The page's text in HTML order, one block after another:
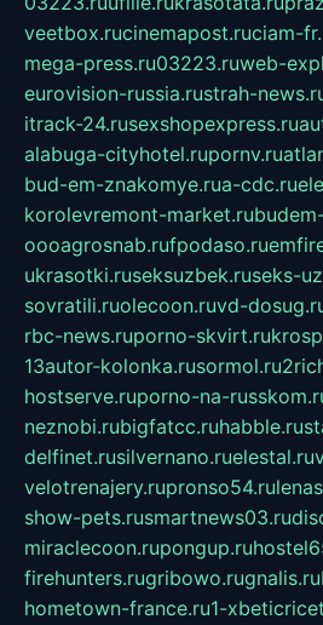
veetbox.rucinemapost.ruciam-
mega-press.ru03223.ruweb-
eurovision-russia.rustrah-
itrack-24.rusexshopexpress.ru
alabuga-cityhotel.rupornv.ru
bud-em-znakomye.rua-cdc.ru
korolevremont-market.ru
oooagrosnab.rufpodaso.ru
ukrasotki.ruseksuzbek.ruseks-
sovratili.ruolecoon.ruvd-
rbc-news.ruporno-skvirt.ru
13autor-kolonka.rusormol.ru
hostserve.ruporno-na-
neznobi.rubigfatcc.ruhabble.ru
delfinet.rusilvernano.ruelestal.ru
velotrenajery.rupronso54.ru
show-pets.rusmartnews03.ru
miraclecoon.rupongup.ru
firehunters.rugribowo.rugnalis.ru
hometown-france.ru1-